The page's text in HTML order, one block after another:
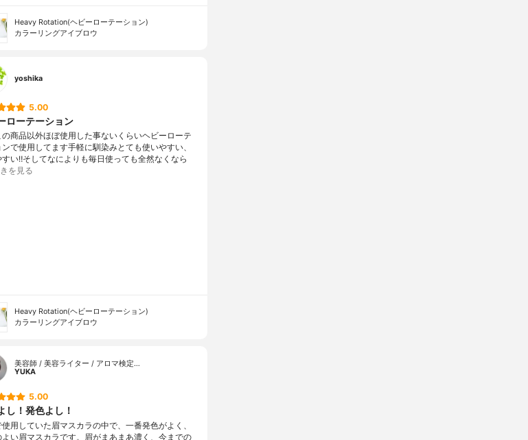
Heavy Rotation(ヘビーローテーション)
カラーリングアイブロウ
yoshika
5.00
ローテーション
の商品以外ほぼ使用した事ないくらいヘビーローテ
ンで使用してます手軽に馴染みとても使いやすい、
い‼︎そしてなによりも毎日使っても全然なくなら
を見る
Heavy Rotation(ヘビーローテーション)
カラーリングアイブロウ
美容師 / 美容ライター / アロマ検定…
YUKA
5.00
し！発色よし！
用していた眉マスカラの中で、一番発色がよく、
よい眉マスカラです。眉がまあまあ濃く、今までの